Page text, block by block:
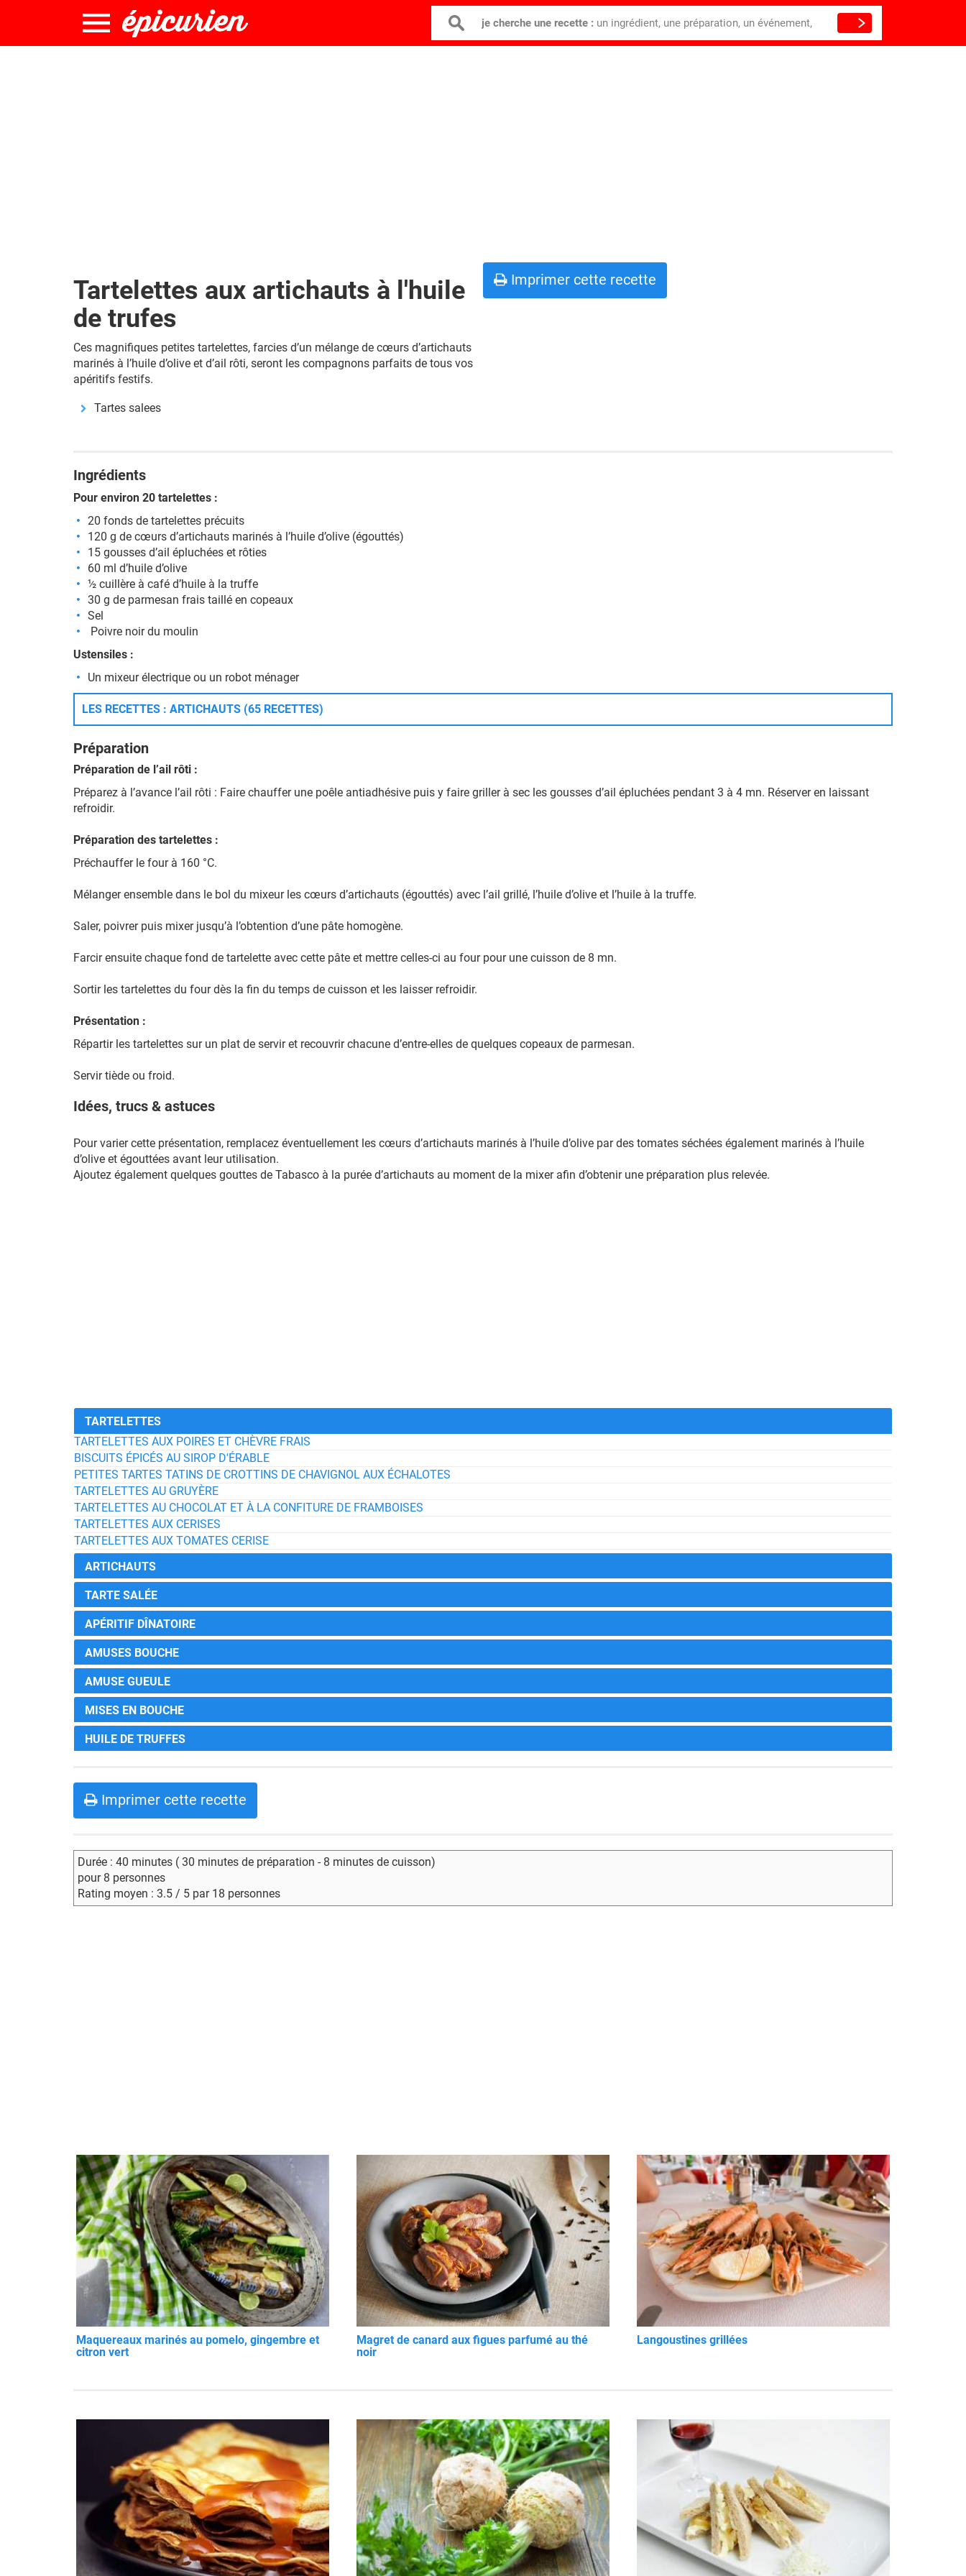
je cherche une recette : un ingrédient, une préparation, un événement,
Tartelettes aux artichauts à l'huile
de trufes
Ces magnifiques petites tartelettes, farcies d’un mélange de cœurs d’artichauts
marinés à l’huile d’olive et d’ail rôti, seront les compagnons parfaits de tous vos
apéritifs festifs.
Tartes salees
Imprimer cette recette
Ingrédients
Pour environ 20 tartelettes :
20 fonds de tartelettes précuits
120 g de cœurs d’artichauts marinés à l’huile d’olive (égouttés)
15 gousses d’ail épluchées et rôties
60 ml d’huile d’olive
½ cuillère à café d’huile à la truffe
30 g de parmesan frais taillé en copeaux
Sel
Poivre noir du moulin
Ustensiles :
Un mixeur électrique ou un robot ménager
LES RECETTES : ARTICHAUTS (65 RECETTES)
Préparation
Préparation de l’ail rôti :
Préparez à l’avance l’ail rôti : Faire chauffer une poêle antiadhésive puis y faire griller à sec les gousses d’ail épluchées pendant 3 à 4 mn. Réserver en laissant
refroidir.
Préparation des tartelettes :
Préchauffer le four à 160 °C.
Mélanger ensemble dans le bol du mixeur les cœurs d’artichauts (égouttés) avec l’ail grillé, l’huile d’olive et l’huile à la truffe.
Saler, poivrer puis mixer jusqu’à l’obtention d’une pâte homogène.
Farcir ensuite chaque fond de tartelette avec cette pâte et mettre celles-ci au four pour une cuisson de 8 mn.
Sortir les tartelettes du four dès la fin du temps de cuisson et les laisser refroidir.
Présentation :
Répartir les tartelettes sur un plat de servir et recouvrir chacune d’entre-elles de quelques copeaux de parmesan.
Servir tiède ou froid.
Idées, trucs & astuces
Pour varier cette présentation, remplacez éventuellement les cœurs d’artichauts marinés à l’huile d’olive par des tomates séchées également marinés à l’huile
d’olive et égouttées avant leur utilisation.
Ajoutez également quelques gouttes de Tabasco à la purée d’artichauts au moment de la mixer afin d’obtenir une préparation plus relevée.
TARTELETTES
TARTELETTES AUX POIRES ET CHÈVRE FRAIS
BISCUITS ÉPICÉS AU SIROP D'ÉRABLE
PETITES TARTES TATINS DE CROTTINS DE CHAVIGNOL AUX ÉCHALOTES
TARTELETTES AU GRUYÈRE
TARTELETTES AU CHOCOLAT ET À LA CONFITURE DE FRAMBOISES
TARTELETTES AUX CERISES
TARTELETTES AUX TOMATES CERISE
ARTICHAUTS
TARTE SALÉE
APÉRITIF DÎNATOIRE
AMUSES BOUCHE
AMUSE GUEULE
MISES EN BOUCHE
HUILE DE TRUFFES
Imprimer cette recette
Durée : 40 minutes ( 30 minutes de préparation - 8 minutes de cuisson)
pour 8 personnes
Rating moyen : 3.5 / 5 par 18 personnes
Maquereaux marinés au pomelo, gingembre et
citron vert
Magret de canard aux figues parfumé au thé
noir
Langoustines grillées